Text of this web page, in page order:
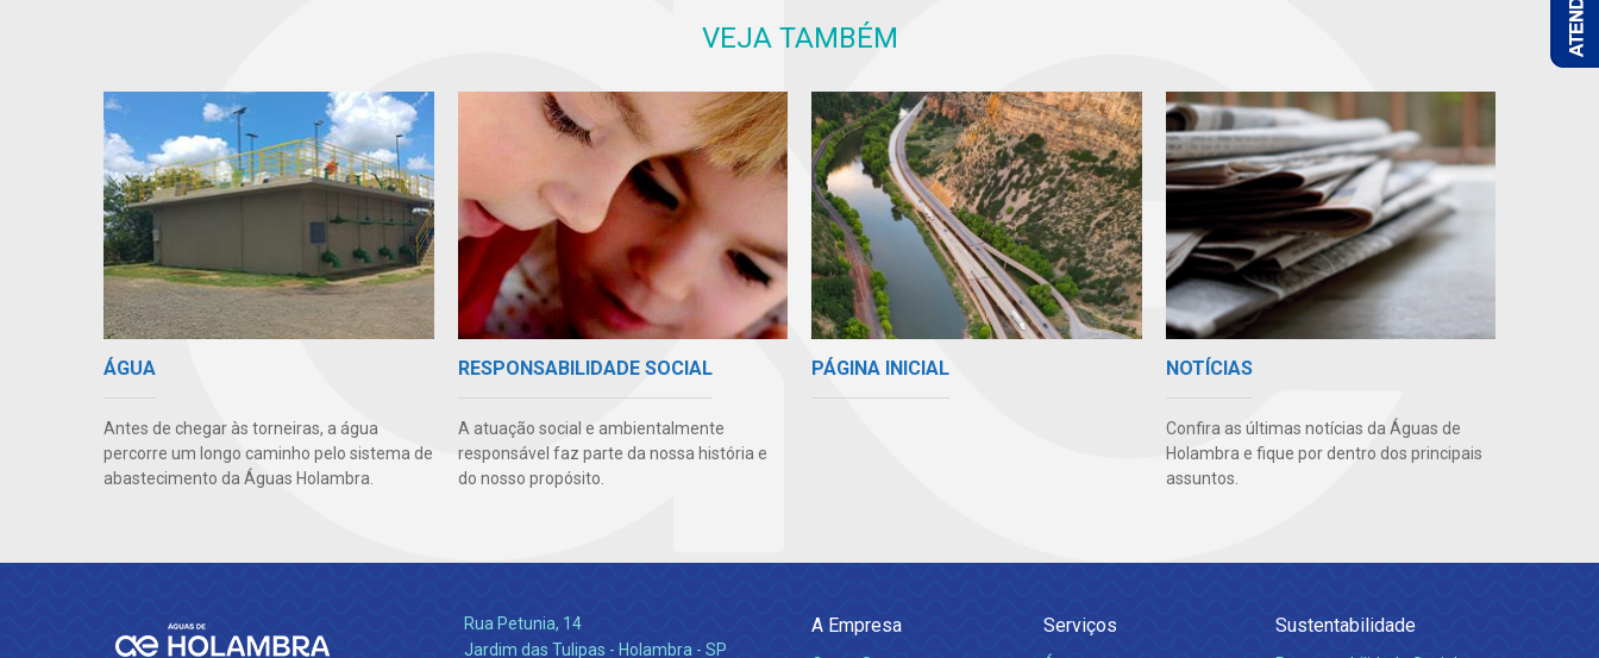
VEJA TAMBÉM
ÁGUA
Antes de chegar às torneiras, a água
percorre um longo caminho pelo sistema de
abastecimento da Águas Holambra.
RESPONSABILIDADE SOCIAL
A atuação social e ambientalmente
responsável faz parte da nossa história e
do nosso propósito.
PÁGINA INICIAL NOTÍCIAS
Confira as últimas notícias da Águas de
Holambra e fique por dentro dos principais
assuntos.
Rua Petunia, 14
Jardim das Tulipas - Holambra - SP
A Empresa Serviços Sustentabilidade